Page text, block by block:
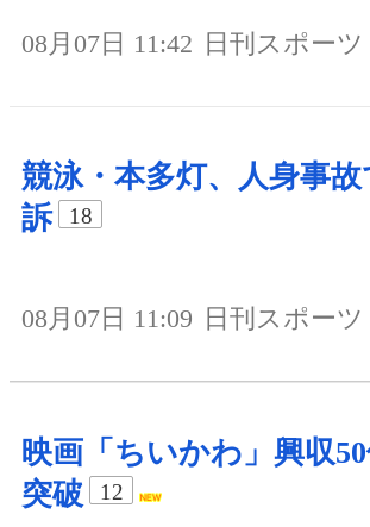
08月07日 11:42 日刊スポーツ
競泳・本多灯、人身事故
訴
18
08月07日 11:09 日刊スポーツ
映画「ちいかわ」興収50
突破
12